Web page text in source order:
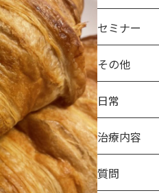
セミナー
その他
日常
治療内容
質問